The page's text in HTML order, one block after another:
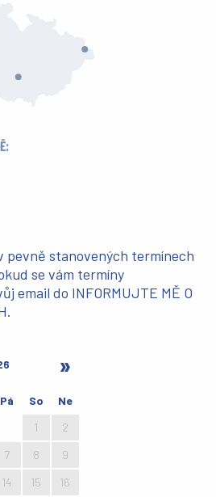
pevně stanovených termínech
se vám termíny
email do INFORMUJTE MĚ O
Pá So
Ne
1
2
7 8
9
14 15
16